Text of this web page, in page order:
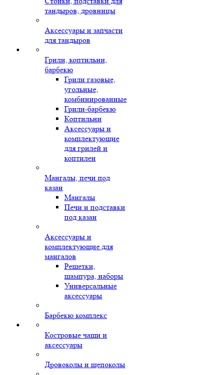
тандыров, дровницы
Аксессуары и запчасти
для тандыров
Грили, коптильни,
барбекю
Грили газовые,
угольные,
комбинированные
Грили-барбекю
Коптильни
Аксессуары и
комплектующие
для грилей и
коптилен
Мангалы, печи под
казан
Мангалы
Печи и подставки
под казан
Аксессуары и
комплектующие для
мангалов
Решетки,
шампура, наборы
Универсальные
аксессуары
Барбекю комплекс
Костровые чаши и
аксессуары
Дровоколы и щепоколы